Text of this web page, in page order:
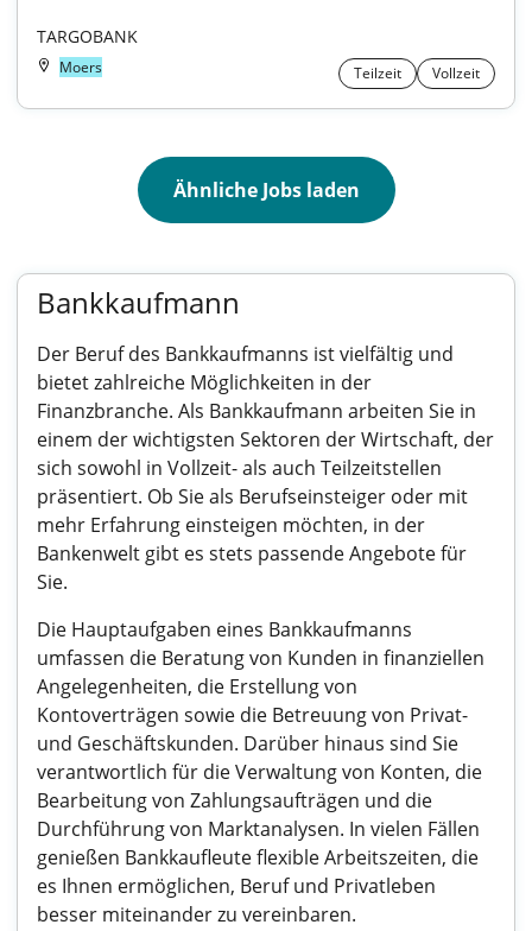
TARGOBANK
Moers Teilzeit Vollzeit
Ähnliche Jobs laden
Bankkaufmann
Der Beruf des Bankkaufmanns ist vielfältig und
bietet zahlreiche Möglichkeiten in der
Finanzbranche. Als Bankkaufmann arbeiten Sie in
einem der wichtigsten Sektoren der Wirtschaft, der
sich sowohl in Vollzeit- als auch Teilzeitstellen
präsentiert. Ob Sie als Berufseinsteiger oder mit
mehr Erfahrung einsteigen möchten, in der
Bankenwelt gibt es stets passende Angebote für
Sie.
Die Hauptaufgaben eines Bankkaufmanns
umfassen die Beratung von Kunden in finanziellen
Angelegenheiten, die Erstellung von
Kontoverträgen sowie die Betreuung von Privat-
und Geschäftskunden. Darüber hinaus sind Sie
verantwortlich für die Verwaltung von Konten, die
Bearbeitung von Zahlungsaufträgen und die
Durchführung von Marktanalysen. In vielen Fällen
genießen Bankkaufleute flexible Arbeitszeiten, die
es Ihnen ermöglichen, Beruf und Privatleben
besser miteinander zu vereinbaren.